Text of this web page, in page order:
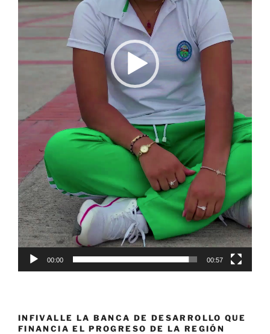
00:00 00:57
INFIVALLE LA BANCA DE DESARROLLO QUE
FINANCIA EL PROGRESO DE LA REGIÓN